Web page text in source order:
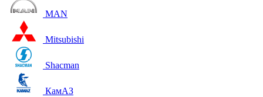
MAN
Mitsubishi
Shacman
КамАЗ